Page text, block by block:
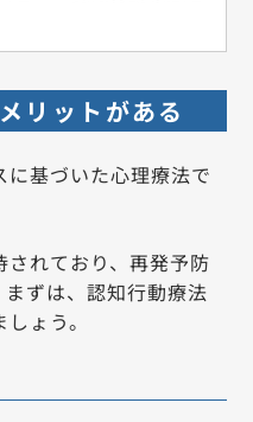
リットがある
基づいた心理療法で
れており、再発予防
ずは、認知行動療法
ょう。